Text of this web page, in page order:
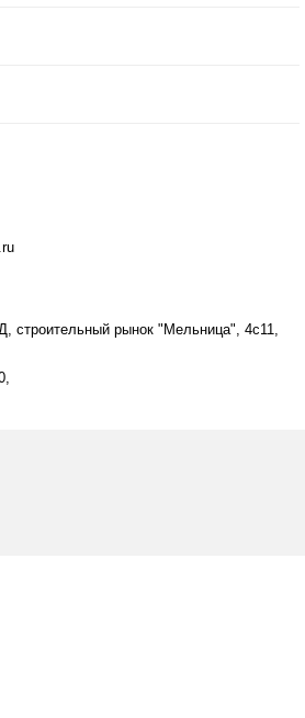
строительный рынок "Мельница", 4с11,